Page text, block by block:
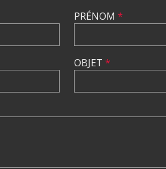
PRÉNOM *
OBJET *